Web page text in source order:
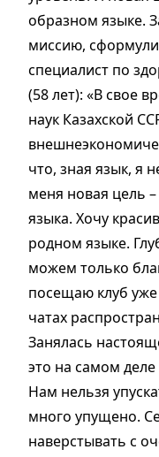
образном языке.
миссию,
специалист по
(58 лет): «В свое
наук Казахской
что, зная язык, я
меня новая цель
языка. Хочу
родном языке.
можем только
посещаю клуб
чатах
Занялась
это на самом
Нам нельзя
много упущено.
наверстывать с